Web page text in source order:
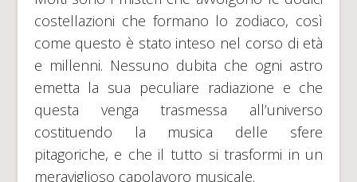
costellazioni che formano lo zodiaco, così
come questo è stato inteso nel corso di età
e millenni. Nessuno dubita che ogni astro
emetta la sua peculiare radiazione e che
questa venga trasmessa all’universo
costituendo la musica delle sfere
pitagoriche, e che il tutto si trasformi in un
meraviglioso capolavoro musicale.